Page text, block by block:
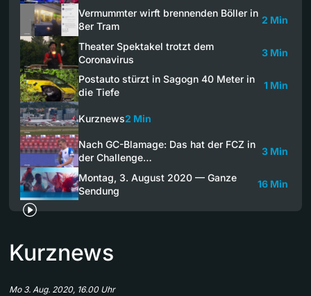
Vermummter wirft brennenden Böller in
8er Tram
2 Min
Theater Spektakel trotzt dem
Coronavirus
3 Min
Postauto stürzt in Sagogn 40 Meter in
die Tiefe
1 Min
Kurznews2 Min
Nach GC-Blamage: Das hat der FCZ in
der Challenge…
3 Min
Montag, 3. August 2020 — Ganze
Sendung
16 Min
Kurznews
Mo 3. Aug. 2020, 16.00 Uhr